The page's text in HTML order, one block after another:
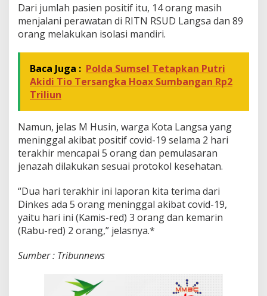
Dari jumlah pasien positif itu, 14 orang masih
menjalani perawatan di RITN RSUD Langsa dan 89
orang melakukan isolasi mandiri.
Baca Juga : Polda Sumsel Tetapkan Putri
Akidi Tio Tersangka Hoax Sumbangan Rp2
Triliun
Namun, jelas M Husin, warga Kota Langsa yang
meninggal akibat positif covid-19 selama 2 hari
terakhir mencapai 5 orang dan pemulasaran
jenazah dilakukan sesuai protokol kesehatan.
“Dua hari terakhir ini laporan kita terima dari
Dinkes ada 5 orang meninggal akibat covid-19,
yaitu hari ini (Kamis-red) 3 orang dan kemarin
(Rabu-red) 2 orang,” jelasnya.*
Sumber : Tribunnews